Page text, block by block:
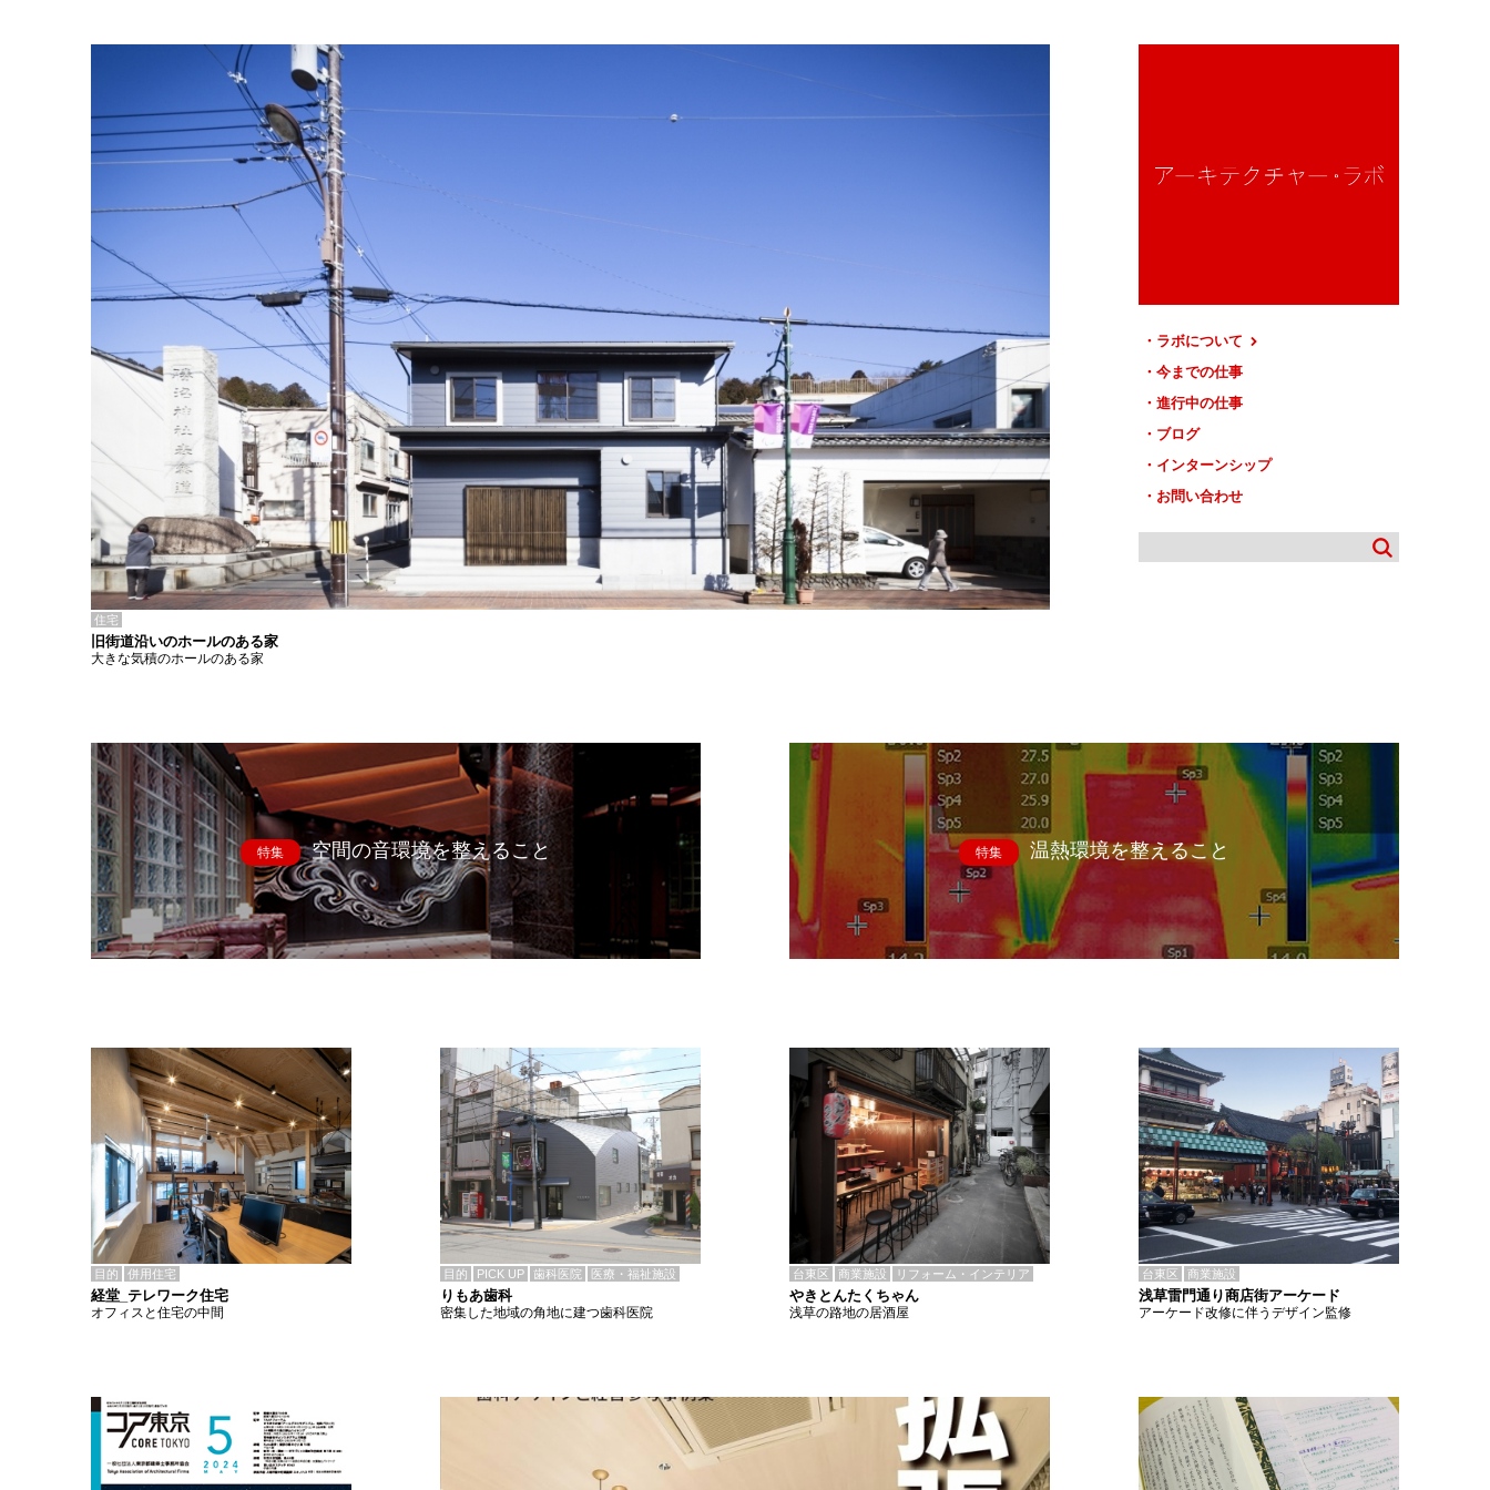
ラボについて
今までの仕事
進行中の仕事
ブログ
インターンシップ
お問い合わせ
住宅
旧街道沿いのホールのある家
大きな気積のホールのある家
特集 空間の音環境を整えること 特集 温熱環境を整えること
目的 併用住宅
経堂_テレワーク住宅
オフィスと住宅の中間
目的 PICK UP 歯科医院 医療・福祉施設
りもあ歯科
密集した地域の角地に建つ歯科医院
台東区 商業施設 リフォーム・インテリア
やきとんたくちゃん
浅草の路地の居酒屋
台東区 商業施設
浅草雷門通り商店街アーケード
アーケード改修に伴うデザイン監修